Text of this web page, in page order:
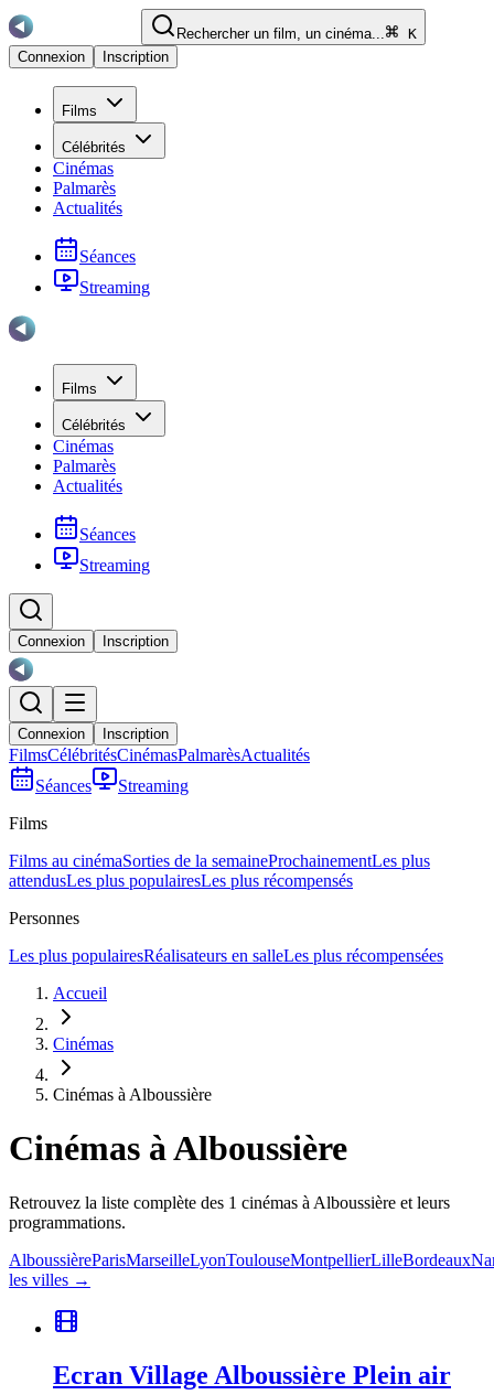
Rechercher un film, un cinéma...
K
Connexion
Inscription
Films
Célébrités
Cinémas
Palmarès
Actualités
Séances
Streaming
Films
Célébrités
Cinémas
Palmarès
Actualités
Séances
Streaming
Connexion Inscription
Connexion Inscription
FilmsCélébritésCinémasPalmarèsActualités
Séances
Streaming
Films
Films au cinémaSorties de la semaineProchainementLes plus
attendusLes plus populairesLes plus récompensés
Personnes
Les plus populairesRéalisateurs en salleLes plus récompensées
Accueil
Cinémas
Cinémas à Alboussière
Cinémas à Alboussière
Retrouvez la liste complète des 1 cinémas à Alboussière et leurs
programmations.
AlboussièreParisMarseilleLyonToulouseMontpellierLilleBordeaux
les villes →
Ecran Village Alboussière Plein air